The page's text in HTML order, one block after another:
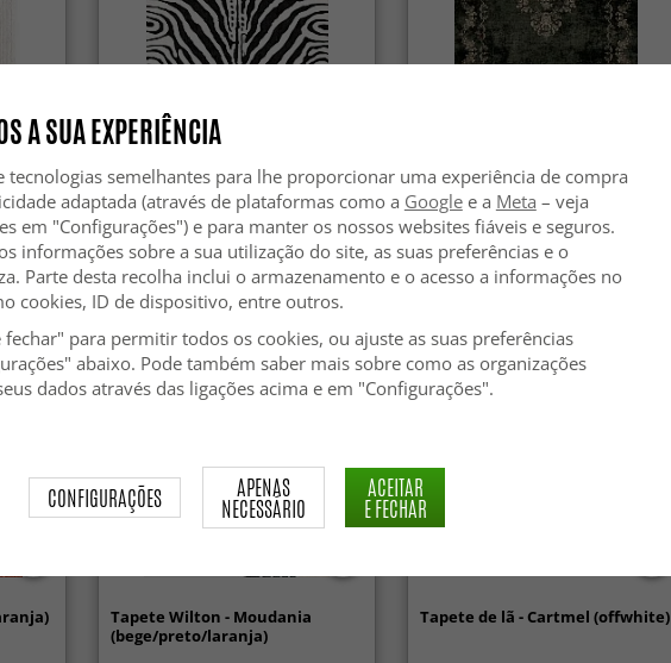
(preto/branco)
44.99 € 59.99 €
escuro)
44.99 € 59.99 €
Tapete Wilton - Moudania
(bege/preto/laranja)
Tapete de lã - Cartmel (offwhite)
A SUA EXPERIÊNCIA
tecnologias semelhantes para lhe proporcionar uma experiência de compra
adaptada (através de plataformas como a Googlee a Meta – veja
em "Configurações") e para manter os nossos websites fiáveis e seguros.
informações sobre a sua utilização do site, as suas preferências e o
Parte desta recolha inclui o armazenamento e o acesso a informações no
cookies, ID de dispositivo, entre outros.
fechar" para permitir todos os cookies, ou ajuste as suas preferências
abaixo. Pode também saber mais sobre como as organizações
dados através das ligações acima e em "Configurações".
CONFIGURAÇÕES APENAS
NECESSÁRIO
ACEITAR
E FECHAR